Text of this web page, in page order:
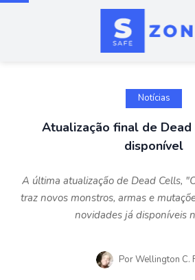
Notícias
Atualização final de
disponível
A última atualização de Dead Cells,
traz novos monstros, armas e
novidades já disponíveis
PorWellington C.